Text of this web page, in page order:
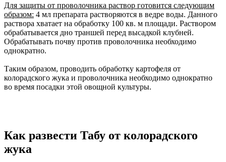
Для защиты от проволочника раствор готовится следующим
образом: 4 мл препарата растворяются в ведре воды. Данного
раствора хватает на обработку 100 кв. м площади. Раствором
обрабатывается дно траншей перед высадкой клубней.
Обрабатывать почву против проволочника необходимо
однократно.
Таким образом, проводить обработку картофеля от
колорадского жука и проволочника необходимо однократно
во время посадки этой овощной культуры.
Как развести Табу от колорадского
жука